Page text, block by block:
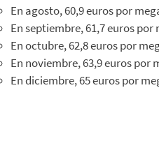
En agosto, 60,9 euros por
En septiembre, 61,7 euros
En octubre, 62,8 euros por
En noviembre, 63,9 euros por
En diciembre, 65 euros por